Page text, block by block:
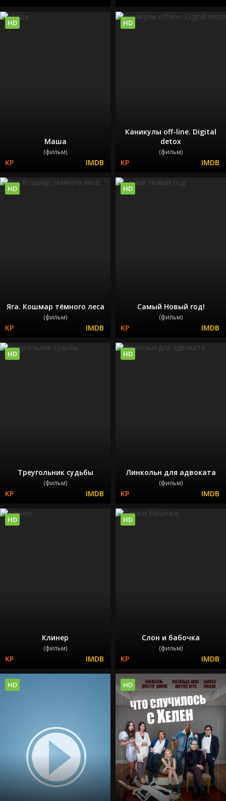
Маша
(фильм)
HD
Каникулы off-line. Digital
detox
(фильм)
HD
Яга. Кошмар тёмного леса
(фильм)
HD
Самый Новый год!
(фильм)
HD
Треугольник судьбы
(фильм)
HD
Линкольн для адвоката
(фильм)
HD
Клинер
(фильм)
HD
Слон и бабочка
(фильм)
HD
HD HD